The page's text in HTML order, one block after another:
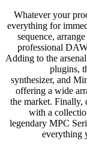
Whatever your
everything for
sequence,
professional
Adding to the
plugins,
synthesizer, and
offering a wide
the market. Finally,
with a
legendary MPC
everything